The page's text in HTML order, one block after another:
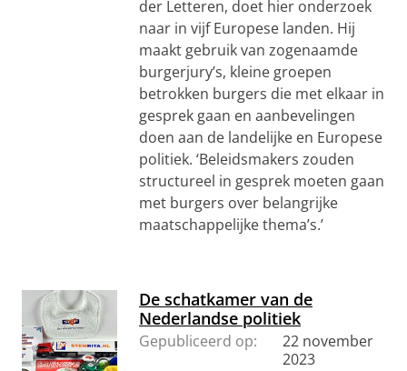
der Letteren, doet hier onderzoek
naar in vijf Europese landen. Hij
maakt gebruik van zogenaamde
burgerjury’s, kleine groepen
betrokken burgers die met elkaar in
gesprek gaan en aanbevelingen
doen aan de landelijke en Europese
politiek. ‘Beleidsmakers zouden
structureel in gesprek moeten gaan
met burgers over belangrijke
maatschappelijke thema’s.’
De schatkamer van de
Nederlandse politiek
Gepubliceerd op:
22 november
2023